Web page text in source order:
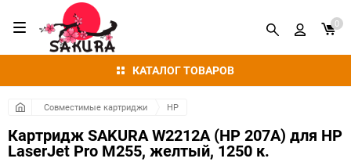
КАТАЛОГ ТОВАРОВ
0
Совместимые картриджи HP
Картридж SAKURA W2212A (HP 207A) для HP
LaserJet Pro M255, желтый, 1250 к.